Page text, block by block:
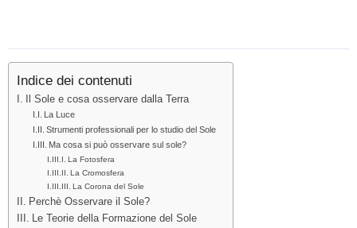
Indice dei contenuti
Il Sole e cosa osservare dalla Terra
La Luce
Strumenti professionali per lo studio del Sole
Ma cosa si può osservare sul sole?
La Fotosfera
La Cromosfera
La Corona del Sole
Perchè Osservare il Sole?
Le Teorie della Formazione del Sole